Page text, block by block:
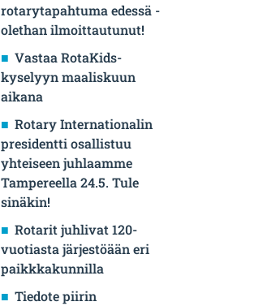
rotarytapahtuma edessä -
olethan ilmoittautunut!
Vastaa RotaKids-
kyselyyn maaliskuun
aikana
Rotary Internationalin
presidentti osallistuu
yhteiseen juhlaamme
Tampereella 24.5. Tule
sinäkin!
Rotarit juhlivat 120-
vuotiasta järjestöään eri
paikkkakunnilla
Tiedote piirin